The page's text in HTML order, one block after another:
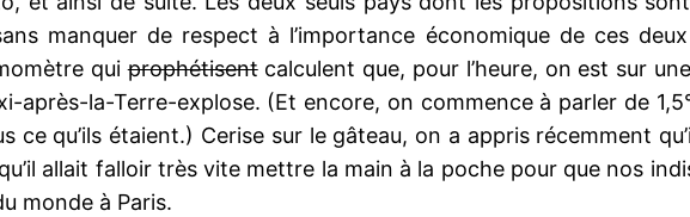
manquer de respect à l’importance économique de ces
quiprophétisentcalculent que, pour l’heure, on est sur
après-la-Terre-explose. (Et encore, on commence à parler de
ce qu’ils étaient.) Cerise sur le gâteau, on a appris récemment
allait falloir très vite mettre la main à la poche pour que nos
monde à Paris.